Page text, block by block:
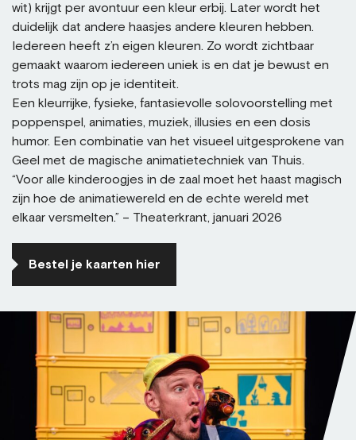
wit) krijgt per avontuur een kleur erbij. Later wordt het
duidelijk dat andere haasjes andere kleuren hebben.
Iedereen heeft z’n eigen kleuren. Zo wordt zichtbaar
gemaakt waarom iedereen uniek is en dat je bewust en
trots mag zijn op je identiteit.
Een kleurrijke, fysieke, fantasievolle solovoorstelling met
poppenspel, animaties, muziek, illusies en een dosis
humor. Een combinatie van het visueel uitgesprokene van
Geel met de magische animatietechniek van Thuis.
“Voor alle kinderoogjes in de zaal moet het haast magisch
zijn hoe de animatiewereld en de echte wereld met
elkaar versmelten.” – Theaterkrant, januari 2026
Bestel je kaarten hier